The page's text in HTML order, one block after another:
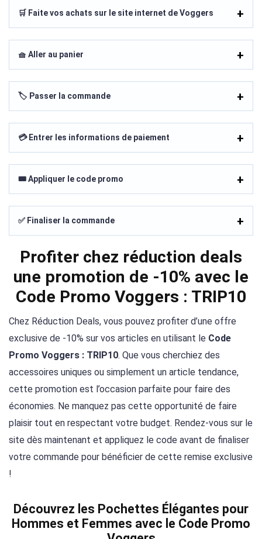
🛒 Faite vos achats sur le site internet de Voggers
🧺 Aller au panier
🏷️ Passer la commande
💳 Entrer les informations de paiement
🎟️ Appliquer le code promo
✅ Finaliser la commande
Profiter chez réduction deals
une promotion de -10% avec le
Code Promo Voggers : TRIP10
Chez Réduction Deals, vous pouvez profiter d’une offre
exclusive de -10% sur vos articles en utilisant le Code
Promo Voggers : TRIP10. Que vous cherchiez des
accessoires uniques ou simplement un article tendance,
cette promotion est l’occasion parfaite pour faire des
économies. Ne manquez pas cette opportunité de faire
plaisir tout en respectant votre budget. Rendez-vous sur le
site dès maintenant et appliquez le code avant de finaliser
votre commande pour bénéficier de cette remise exclusive
!
Découvrez les Pochettes Élégantes pour
Hommes et Femmes avec le Code Promo